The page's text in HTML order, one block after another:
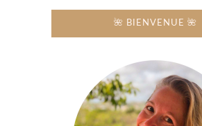
🌺 BIENVENUE 🌺